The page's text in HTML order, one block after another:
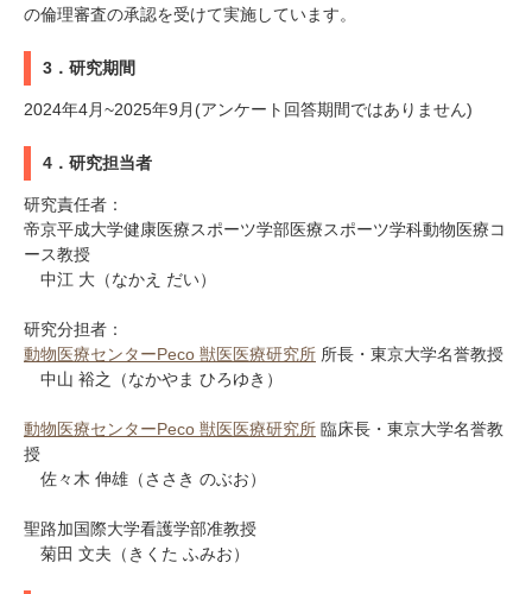
の倫理審査の承認を受けて実施しています。
3．研究期間
2024年4月~2025年9月(アンケート回答期間ではありません)
4．研究担当者
研究責任者：
帝京平成大学健康医療スポーツ学部医療スポーツ学科動物医療コ
ース教授
中江 大（なかえ だい）
研究分担者：
動物医療センターPeco 獣医医療研究所 所長・東京大学名誉教授
中山 裕之（なかやま ひろゆき）
動物医療センターPeco 獣医医療研究所 臨床長・東京大学名誉教
授
佐々木 伸雄（ささき のぶお）
聖路加国際大学看護学部准教授
菊田 文夫（きくた ふみお）